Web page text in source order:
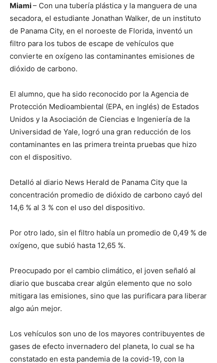
Miami– Con una tubería plástica y la manguera de una
secadora, el estudiante Jonathan Walker, de un instituto
de Panama City, en el noroeste de Florida, inventó un
filtro para los tubos de escape de vehículos que
convierte en oxígeno las contaminantes emisiones de
dióxido de carbono.
El alumno, que ha sido reconocido por la Agencia de
Protección Medioambiental (EPA, en inglés) de Estados
Unidos y la Asociación de Ciencias e Ingeniería de la
Universidad de Yale, logró una gran reducción de los
contaminantes en las primera treinta pruebas que hizo
con el dispositivo.
Detalló al diario News Herald de Panama City que la
concentración promedio de dióxido de carbono cayó del
14,6 % al 3 % con el uso del dispositivo.
Por otro lado, sin el filtro había un promedio de 0,49 % de
oxígeno, que subió hasta 12,65 %.
Preocupado por el cambio climático, el joven señaló al
diario que buscaba crear algún elemento que no solo
mitigara las emisiones, sino que las purificara para liberar
algo aún mejor.
Los vehículos son uno de los mayores contribuyentes de
gases de efecto invernadero del planeta, lo cual se ha
constatado en esta pandemia de la covid-19, con la